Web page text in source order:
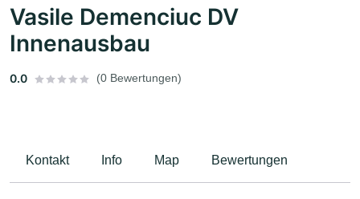
Vasile Demenciuc DV
Innenausbau
0.0 (0 Bewertungen)
Kontakt Info Map Bewertungen